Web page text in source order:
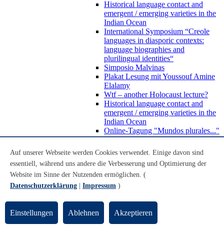
Historical language contact and
emergent / emerging varieties in the
Indian Ocean
International Symposium “Creole
languages in diasporic contexts:
language biographies and
plurilingual identities“
Simposio Malvinas
Plakat Lesung mit Youssouf Amine
Elalamy
Wtf – another Holocaust lecture?
Historical language contact and
emergent / emerging varieties in the
Indian Ocean
Online-Tagung "Mundos plurales..."
Beratung und Kontakt
Abschlussarbeiten
Auslandsstudium
Forschung
WoC Lab
Spanische Black Diaspora
Habilitationen
Nachwuchsförderung
Forschungsinstitute und
Auf unserer Webseite werden Cookies verwendet. Einige davon sind
essentiell, während uns andere die Verbesserung und Optimierung der
Website im Sinne der Nutzenden ermöglichen. (
Datenschutzerklärung
Impressum )
Einstellungen Ablehnen Akzeptieren